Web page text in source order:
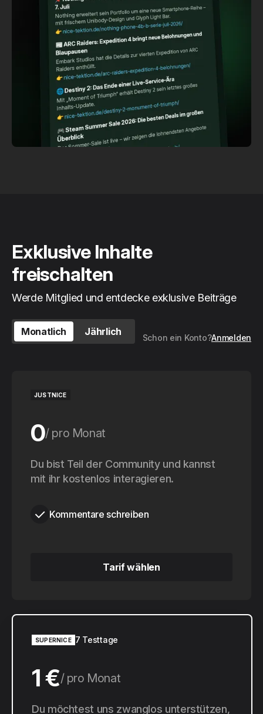
Exklusive Inhalte
freischalten
Werde Mitglied und entdecke exklusive Beiträge
Monatlich Jährlich
Schon ein Konto?Anmelden
JUSTNICE
0 pro Monat
0 pro Jahr
Du bist Teil der Community und kannst
mit ihr kostenlos interagieren.
Kommentare schreiben
Tarif wählen
SUPERNICE 7 Testtage
1 € pro Monat
Du möchtest uns zwanglos unterstützen,